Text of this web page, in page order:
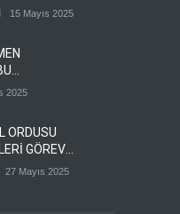
15 Mayıs 2025
2025
ORDUSU
GÖREVE
27 Mayıs 2025